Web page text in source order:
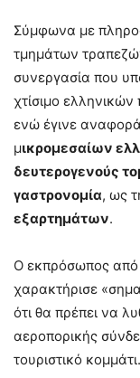
Σύμφωνα με
τμημάτων
συνεργασία που
χτίσιμο
ενώ έγινε
μικρομεσαίων
δευτερογενούς
γαστρονομία, ως
εξαρτημάτων.
Ο εκπρόσωπος από
χαρακτήρισε
ότι θα πρέπει να
αεροπορικής
τουριστικό κομμάτι.